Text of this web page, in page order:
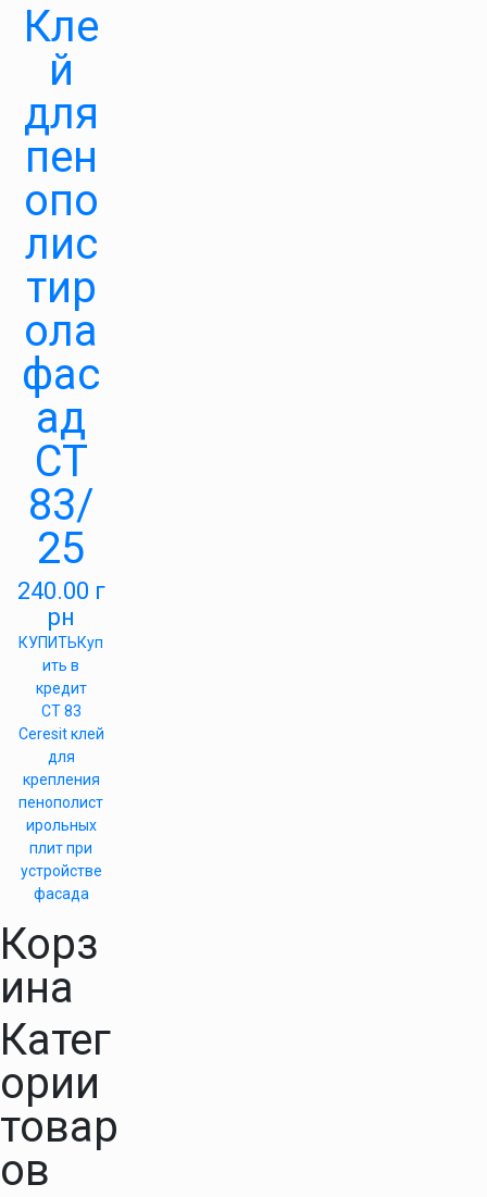
Кле
й
для
пен
опо
лис
тир
ола
фас
ад
СТ
83/
25
240.00 г
рн
КУПИТЬКуп
ить в
кредит
СТ 83
Ceresit клей
для
крепления
пенополист
ирольных
плит при
устройстве
фасада
Корз
ина
Катег
ории
товар
ов